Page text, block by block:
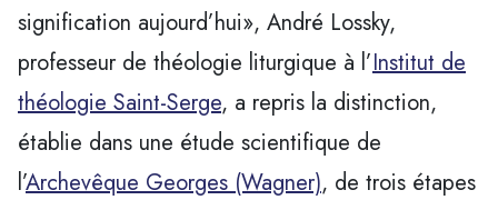
signification aujourd’hui», André Lossky,
professeur de théologie liturgique à l’Institut de
théologie Saint-Serge, a repris la distinction,
établie dans une étude scientifique de
l’Archevêque Georges (Wagner), de trois étapes